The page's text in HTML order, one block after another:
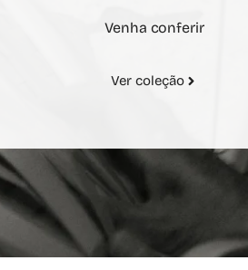
Venha conferir
Ver coleção